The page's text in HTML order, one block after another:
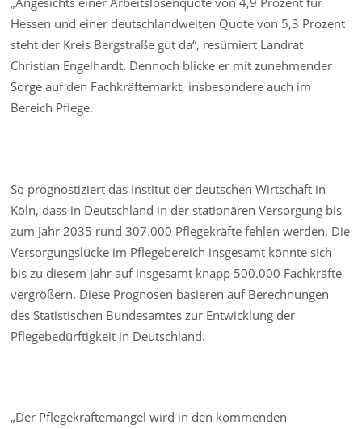
Hessen und einer deutschlandweiten Quote von 5,3 Prozent
steht der Kreis Bergstraße gut da“, resümiert Landrat
Christian Engelhardt. Dennoch blicke er mit zunehmender
Sorge auf den Fachkräftemarkt, insbesondere auch im
Bereich Pflege.
So prognostiziert das Institut der deutschen Wirtschaft in
Köln, dass in Deutschland in der stationären Versorgung bis
zum Jahr 2035 rund 307.000 Pflegekräfte fehlen werden. Die
Versorgungslücke im Pflegebereich insgesamt könnte sich
bis zu diesem Jahr auf insgesamt knapp 500.000 Fachkräfte
vergrößern. Diese Prognosen basieren auf Berechnungen
des Statistischen Bundesamtes zur Entwicklung der
Pflegebedürftigkeit in Deutschland.
„Der Pflegekräftemangel wird in den kommenden